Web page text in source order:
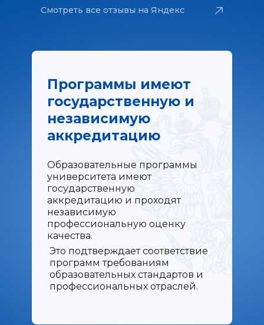
Смотреть все отзывы на Яндекс
Программы имеют
государственную и
независимую
аккредитацию
Образовательные программы
университета имеют
государственную
аккредитацию и проходят
независимую
профессиональную оценку
качества.
Это подтверждает соответствие
программ требованиям
образовательных стандартов и
профессиональных отраслей.